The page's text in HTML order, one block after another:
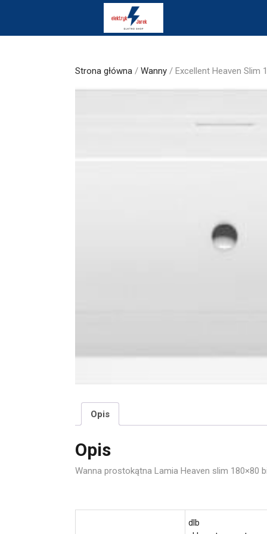
Strona główna / Wanny / Excellent Heaven Slim
Opis
Opis
Wanna prostokątna Lamia Heaven slim 180×80
dlb